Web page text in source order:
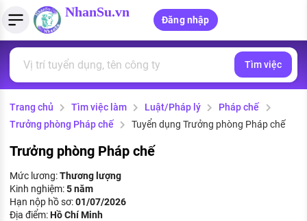
NhanSu.vn
Đăng nhập
Tìm việc làm
Việc làm ngành luật
Việc làm tốt nhất
CÔNG TY
Quản lý CV
Tải CV lên
MẪU CV THEO STYLE
Mẫu CV đơn giản
Tính lương Gross - Net
Tính thuế thu nhập cá nhân
PHÁP LUẬT VIỆT NAM
Văn bản pháp luật
Chính sách mới
PHÁP LUẬT LAO ĐỘNG
Lao động và tiền lương
Bảo hiểm và phúc lợi
Tìm việc
Trang chủ Tìm việc làm Luật/Pháp lý
Pháp chế
Trưởng phòng Pháp chế
Tuyển dụng Trưởng phòng Pháp chế
Trưởng phòng Pháp chế
Mức lương:Thương lượng
Kinh nghiệm:5 năm
Hạn nộp hồ sơ:01/07/2026
Địa điểm:Hồ Chí Minh